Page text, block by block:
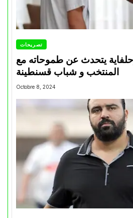
تصريحات
يتحدث عن طموحاته مع
المنتخب و شباب قسنطينة
Octobre 8, 2024